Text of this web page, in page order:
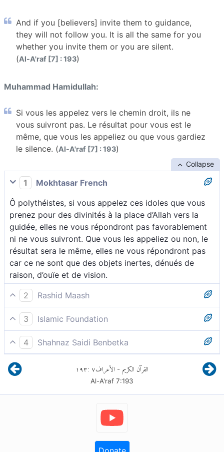
And if you [believers] invite them to guidance,
they will not follow you. It is all the same for you
whether you invite them or you are silent.
(Al-A'raf [7] : 193)
Muhammad Hamidullah:
Si vous les appelez vers le chemin droit, ils ne
vous suivront pas. Le résultat pour vous est le
même, que vous les appeliez ou que vous gardiez
le silence. (Al-A'raf [7] : 193)
Collapse
1
Mokhtasar French
Ô polythéistes, si vous appelez ces idoles que vous
prenez pour des divinités à la place d’Allah vers la
guidée, elles ne vous répondront pas favorablement
ni ne vous suivront. Que vous les appeliez ou non, le
résultat sera le même, elles ne vous répondront pas
car ce ne sont que des objets inertes, dénués de
raison, d’ouïe et de vision.
2
Rashid Maash
193 Si vous les invitez à suivre le droit chemin, ils
resteront sourds à vos appels. Que vous les appeliez
ou que vous gardiez le silence, ils ne sauraient vous
suivre.
3
Islamic Foundation
Les appelleriez-vous vers la bonne direction (hudâ),
ils ne vous suivront pas. Pour vous, ce sera la même
chose : que vous les appeliez ou que vous vous
taisiez
4
Shahnaz Saidi Benbetka
Les exhorteriez-vous à emprunter la Voie Droite,
qu’ils ne vous suivraient pas. Que vous les exhortiez
ou que vous gardiez vos distances avec eux, ils ne
l’emprunteront pas
القرآن الكريم - الأعراف٧:١٩٣
Al-A'raf 7:193